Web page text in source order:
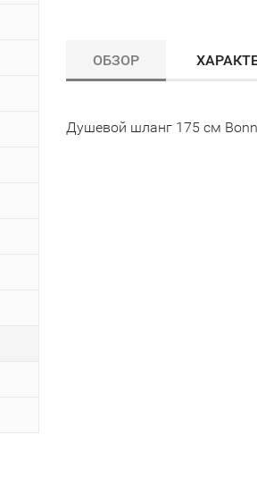
ОБЗОР
Душевой шланг 175 см